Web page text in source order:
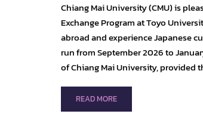
Chiang Mai University (CMU) is
Exchange Program at Toyo
abroad and experience Japanese
run from September 2026 to
of Chiang Mai University, provided
READ
MORE
READ MORE